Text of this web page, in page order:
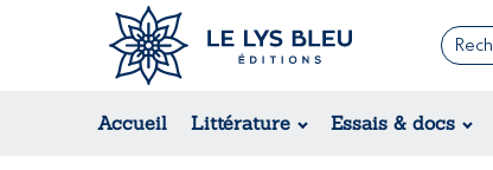
Accueil Littérature Essais & docs
Romans
Suspense / Thriller / Policier